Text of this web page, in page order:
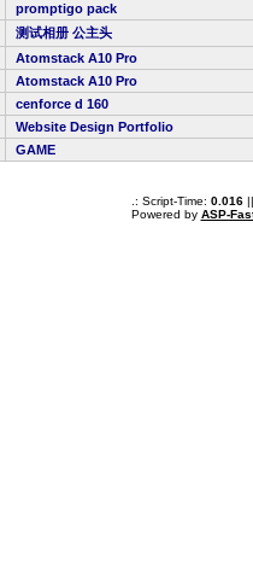
promptigo pack
测试相册 公主头
Atomstack A10 Pro
Atomstack A10 Pro
cenforce d 160
Website Design Portfolio
GAME
.: Script-Time: 0.016||
Powered by ASP-